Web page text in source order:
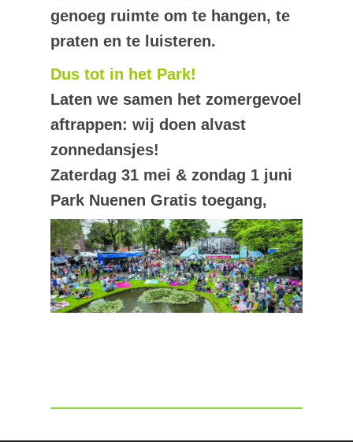
genoeg ruimte om te hangen, te
praten en te luisteren.
Dus tot in het Park!
Laten we samen het zomergevoel
aftrappen: wij doen alvast
zonnedansjes!
Zaterdag 31 mei & zondag 1 juni
Park Nuenen Gratis toegang,